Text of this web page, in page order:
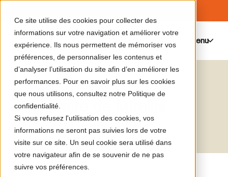
Ce site utilise des cookies pour collecter des
informations sur votre navigation et améliorer votre
expérience. Ils nous permettent de mémoriser vos
préférences, de personnaliser les contenus et
d’analyser l’utilisation du site afin d’en améliorer les
performances. Pour en savoir plus sur les cookies
que nous utilisons, consultez notre Politique de
confidentialité.
Si vous refusez l'utilisation des cookies, vos
informations ne seront pas suivies lors de votre
visite sur ce site. Un seul cookie sera utilisé dans
votre navigateur afin de se souvenir de ne pas
suivre vos préférences.
Menu
Le catalogue de médiasVéronique Mure
L’Itinéraire de Mireille